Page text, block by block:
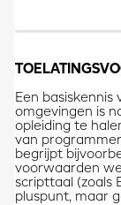
Een
omgevingen is
opleiding te
van
begrijpt
voorwaarden
scripttaal (zoals
pluspunt, maar